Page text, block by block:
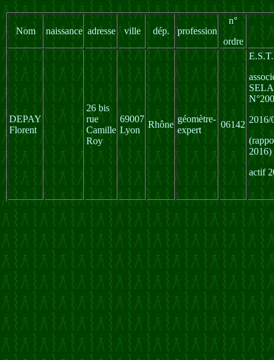
Nom naissance adresse ville dép. profession
n°
ordre
DEPAY
Florent
26 bis
rue
Camille
Roy
69007
Lyon
Rhône
géomètre-
expert
06142 2016/
2016)
actif